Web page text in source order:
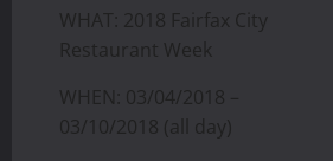
WHAT: 2018 Fairfax City
Restaurant Week
WHEN: 03/04/2018 –
03/10/2018 (all day)